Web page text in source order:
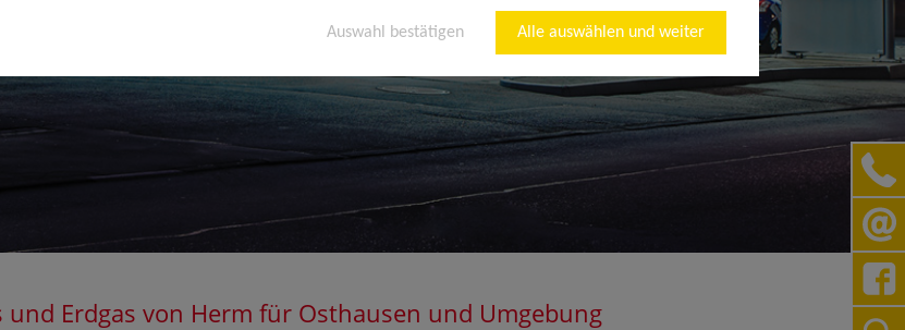
Auswahl bestätigen Alle auswählen und weiter
und Erdgas von Herm für Osthausen und Umgebung